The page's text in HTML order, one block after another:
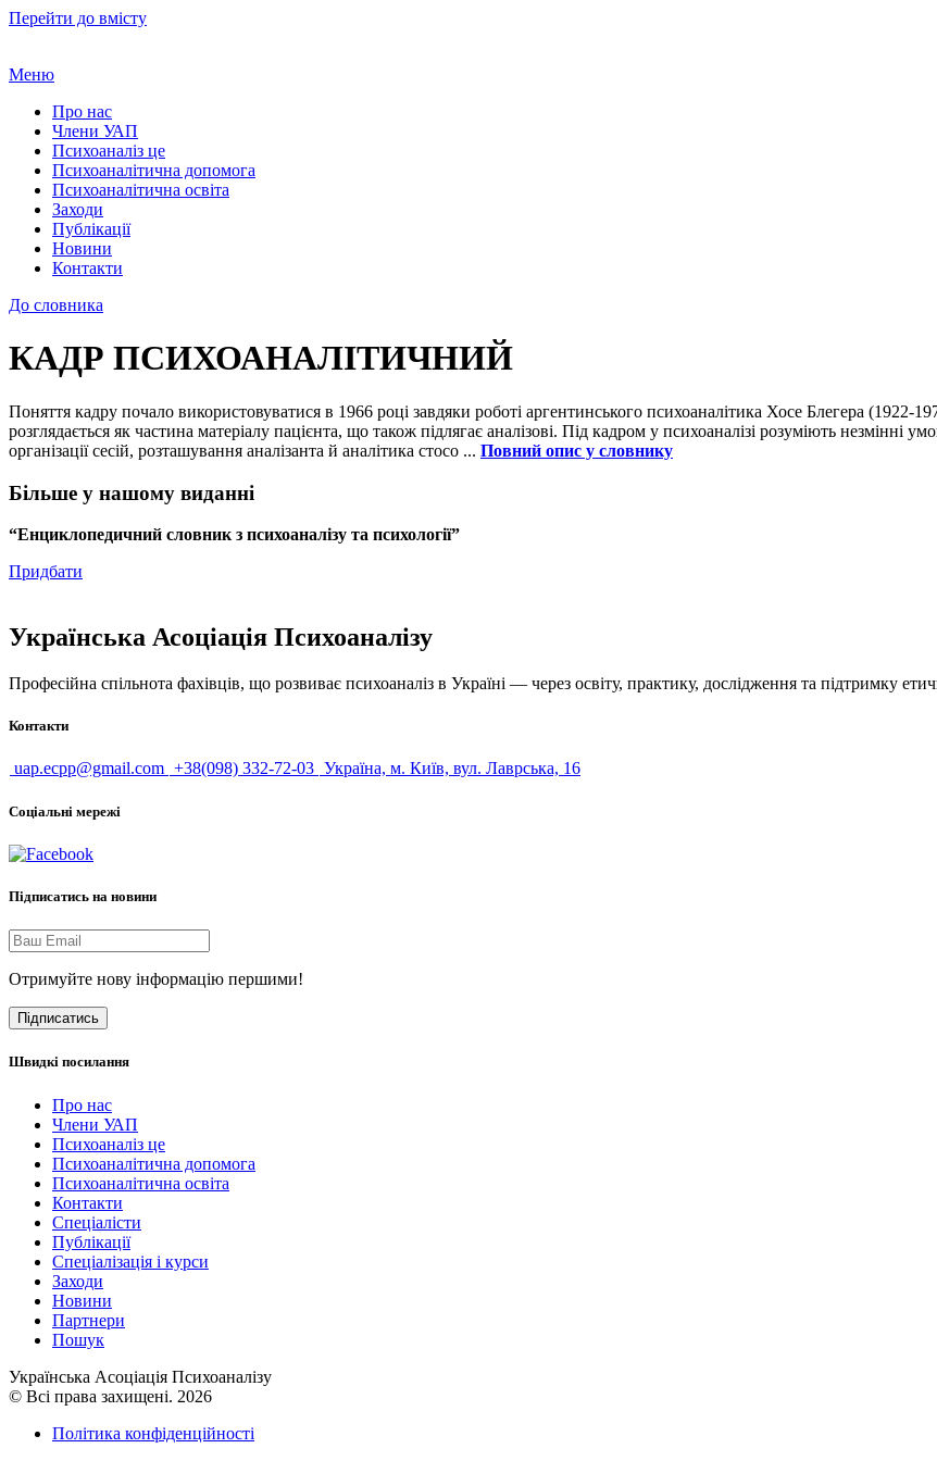
Перейти до вмісту
Меню
Про нас
Члени УАП
Психоаналіз це
Психоаналітична допомога
Психоаналітична освіта
Заходи
Публікації
Новини
Контакти
До словника
КАДР ПСИХОАНАЛІТИЧНИЙ
Поняття кадру почало використовуватися в 1966 році завдяки роботі аргентинського психоаналітика Хосе Блегера (1922-
розглядається як частина матеріалу пацієнта, що також підлягає аналізові. Під кадром у психоаналізі розуміють незмінні
організації сесій, розташування аналізанта й аналітика стосо ... Повний опис у словнику
Більше у нашому виданні
“Енциклопедичний словник з психоаналізу та психології”
Придбати
Українська Асоціація Психоаналізу
Професійна спільнота фахівців, що розвиває психоаналіз в Україні — через освіту, практику, дослідження та підтримку
Контакти
uap.ecpp@gmail.com +38(098) 332-72-03 Україна, м. Київ, вул. Лаврська, 16
Соціальні мережі
Підписатись на новини
Отримуйте нову інформацію першими!
Підписатись
Швидкі посилання
Про нас
Члени УАП
Психоаналіз це
Психоаналітична допомога
Психоаналітична освіта
Контакти
Спеціалісти
Публікації
Cпеціалізація і курси
Заходи
Новини
Партнери
Пошук
Українська Асоціація Психоаналізу
© Всі права захищені. 2026
Політика конфіденційності